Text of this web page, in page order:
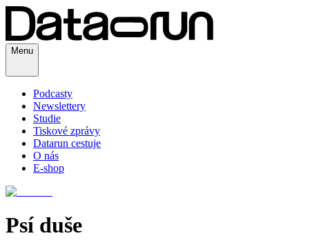
Menu
Podcasty
Newslettery
Studie
Tiskové zprávy
Datarun cestuje
O nás
E-shop
Psí duše